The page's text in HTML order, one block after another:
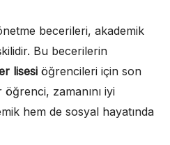
becerileri, akademik
Bu becerilerin
lisesi öğrencileri için son
zamanını iyi
hem de sosyal hayatında